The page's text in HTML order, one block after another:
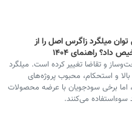
میلگرد زاگرس اصل را از
راهنمای ۱۴۰۴
و تقاضا تغییر کرده است. میلگرد
و استحکام، محبوب پروژه‌های
برخی سودجویان با عرضه محصولات
سوءاستفاده می‌کنند.